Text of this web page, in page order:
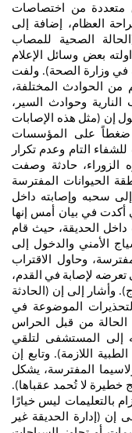
متعددة من اختصاصات
العظام، إضافة إلى
الصحية للمصاب
بعض وسائل الإعلام
في وزارة الصحة). ولفت
من الحوادث المختلفة،
النارية وحوادث السير،
إن (مثل هذه الإصابات
على المؤسسات
التام وعدم تكرار
الزوراء، حادثة وصفت
الحيوانات المفترسة
سحبه وإصابته داخل
أكدت في بيان أمس إنها
داخل الحديقة، حيث قام
الأمني والدخول إلى
وحاول الاقتراب
تعرضه لإصابة في القدم،
وأشار إلى إن (الحادثة
الموضوعة في
الحالة من قبل الحراس
إلى المستشفى لتلقي
اللازمة). وتابع إن
المفترسة، يشكل
خطيرة لا تُحمد عقباها).
بالتعليمات ليس خيارًا
إن (إدارة الحديقة غير